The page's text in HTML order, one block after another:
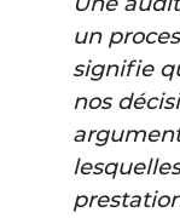
un
signifie
nos